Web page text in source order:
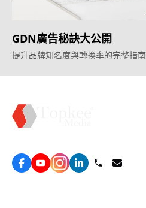
GDN廣告秘訣大公開
提升品牌知名度與轉換率的完整指南